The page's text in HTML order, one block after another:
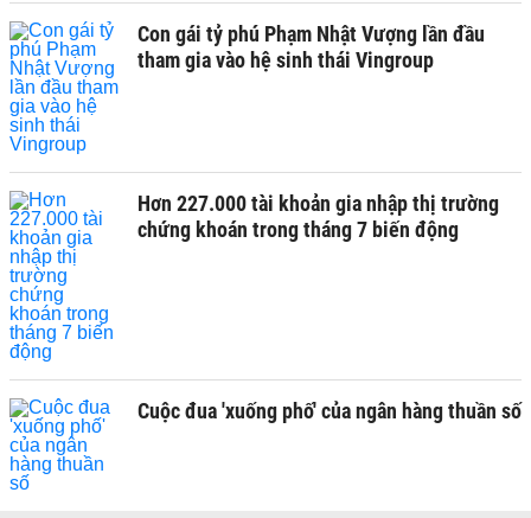
Con gái tỷ phú Phạm Nhật Vượng lần đầu
tham gia vào hệ sinh thái Vingroup
Hơn 227.000 tài khoản gia nhập thị trường
chứng khoán trong tháng 7 biến động
Cuộc đua 'xuống phố' của ngân hàng thuần số